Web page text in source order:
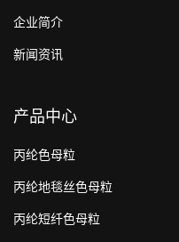
企业简介
新闻资讯
产品中心
丙纶色母粒
丙纶地毯丝色母粒
丙纶短纤色母粒